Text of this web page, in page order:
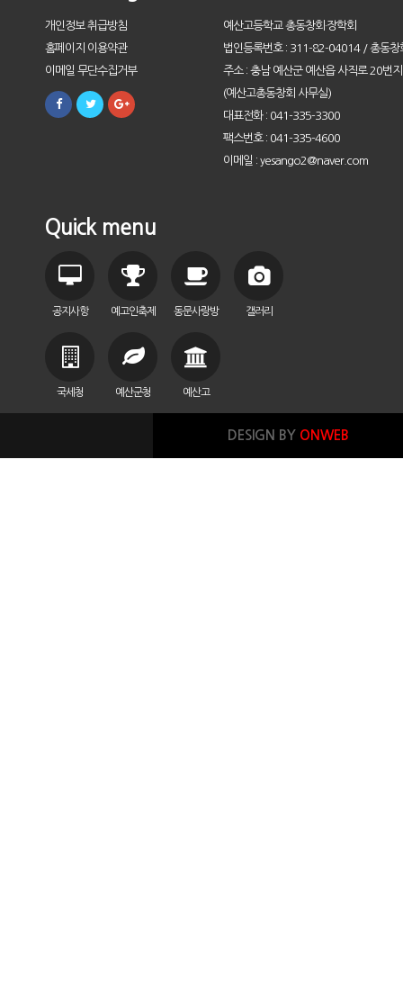
개인정보 취급방침
홈페이지 이용약관
이메일 무단수집거부
예산고등학교 총동창회·장학회
법인등록번호 : 311-82-04014 / 총동창
주소 : 충남 예산군 예산읍 사직로 20번
(예산고총동창회 사무실)
대표전화 : 041-335-3300
팩스번호 : 041-335-4600
이메일 : yesango2@naver.com
Quick menu
공지사항 예고인축제 동문사랑방 갤러리
국세청 예산군청 예산고
DESIGN BY ONWEB